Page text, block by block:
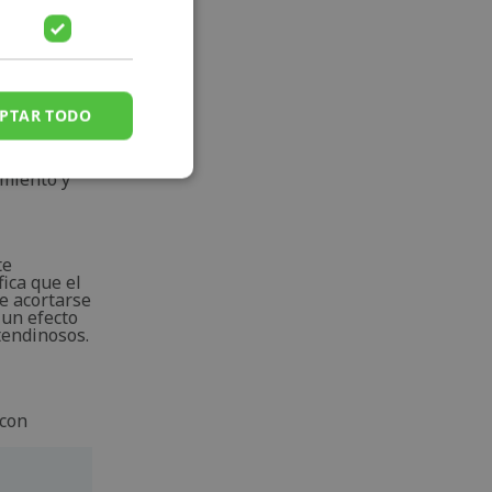
esto
y
que el
acortarse
efecto
TODO